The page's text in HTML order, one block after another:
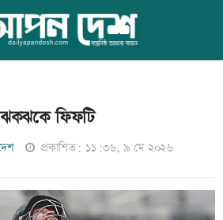
ফিফটি
প্রকাশিত: ১১:৩৬, ৯ মে ২০২৬